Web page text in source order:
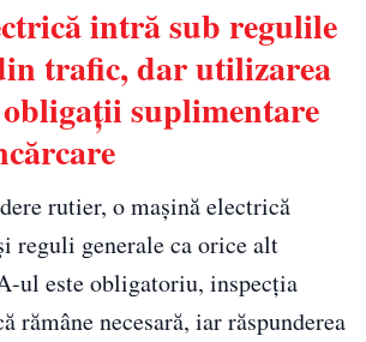
intră sub regulile
trafic, dar utilizarea
suplimentare
rutier, o mașină electrică
reguli generale ca orice alt
ul este obligatoriu, inspecția
rămâne necesară, iar răspunderea